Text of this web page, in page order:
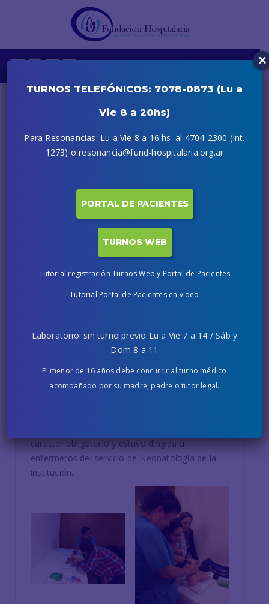
1 NOVIEMBRE, 2019
El lunes 28 de octubre se dictó una actualización
del Curso de Reanimación Cardiopulmonar con
certificación de la Sociedad Argentina de
Pediatría. La misma estuvo a cargo del Dr.
carácter obligatorio y estuvo dirigida a
enfermeros del servicio de Neonatología de la
institución.
TURNOS TELEFÓNICOS: 7078-0873 (Lu a
Vie 8 a 20hs)
Para Resonancias: Lu a Vie 8 a 16 hs. al 4704-2300 (Int.
1273) o resonancia@fund-hospitalaria.org.ar
PORTAL DE PACIENTES
TURNOS WEB
Tutorial registración Turnos Web y Portal de Pacientes
Tutorial Portal de Pacientes en video
Laboratorio: sin turno previo Lu a Vie 7 a 14 / Sáb y
Dom 8 a 11
El menor de 16 años debe concurrir al turno médico
acompañado por su madre, padre o tutor legal.
×